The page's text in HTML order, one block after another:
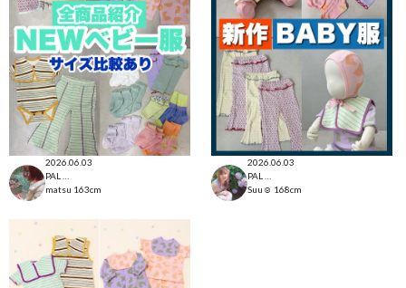
2026.06.03
matsu 163cm
2026.06.03
Suu☺︎ 168cm